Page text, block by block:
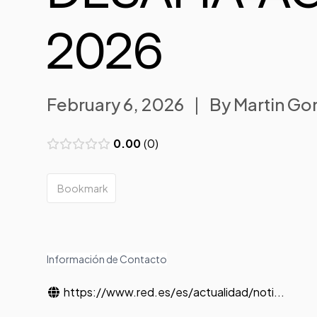
2026
February 6, 2026 | By Martin
0.00 0
Bookmark
Información de Contacto
https://www.red.es/es/actualidad/noti...